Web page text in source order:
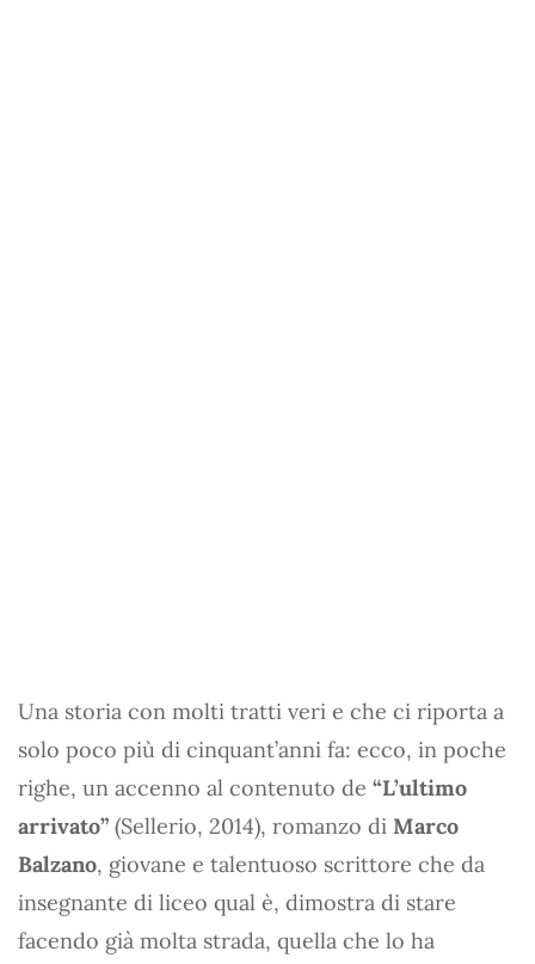
Una storia con molti tratti veri e che ci riporta a
solo poco più di cinquant’anni fa: ecco, in poche
righe, un accenno al contenuto de “L’ultimo
arrivato” (Sellerio, 2014), romanzo di Marco
Balzano, giovane e talentuoso scrittore che da
insegnante di liceo qual è, dimostra di stare
facendo già molta strada, quella che lo ha